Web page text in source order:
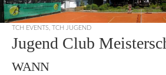
TCH EVENTS, TCH JUGEND
Jugend Club
WANN